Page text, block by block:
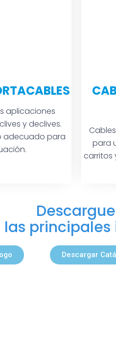
aplicaciones
y declives.
adecuado para
para
carritos
las
Descargar